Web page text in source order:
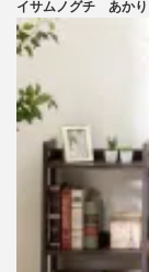
イサムノグチ あか